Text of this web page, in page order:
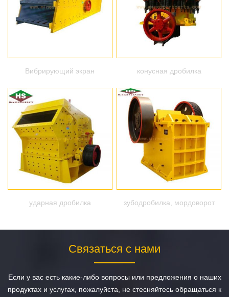
Вибрирующий экран конусная дробилка
ударная дробилка зубодробилка, мордоворот
Связаться с нами
Если у вас есть какие-либо вопросы или предложения о наших
продуктах и услугах, пожалуйста, не стесняйтесь обращаться к